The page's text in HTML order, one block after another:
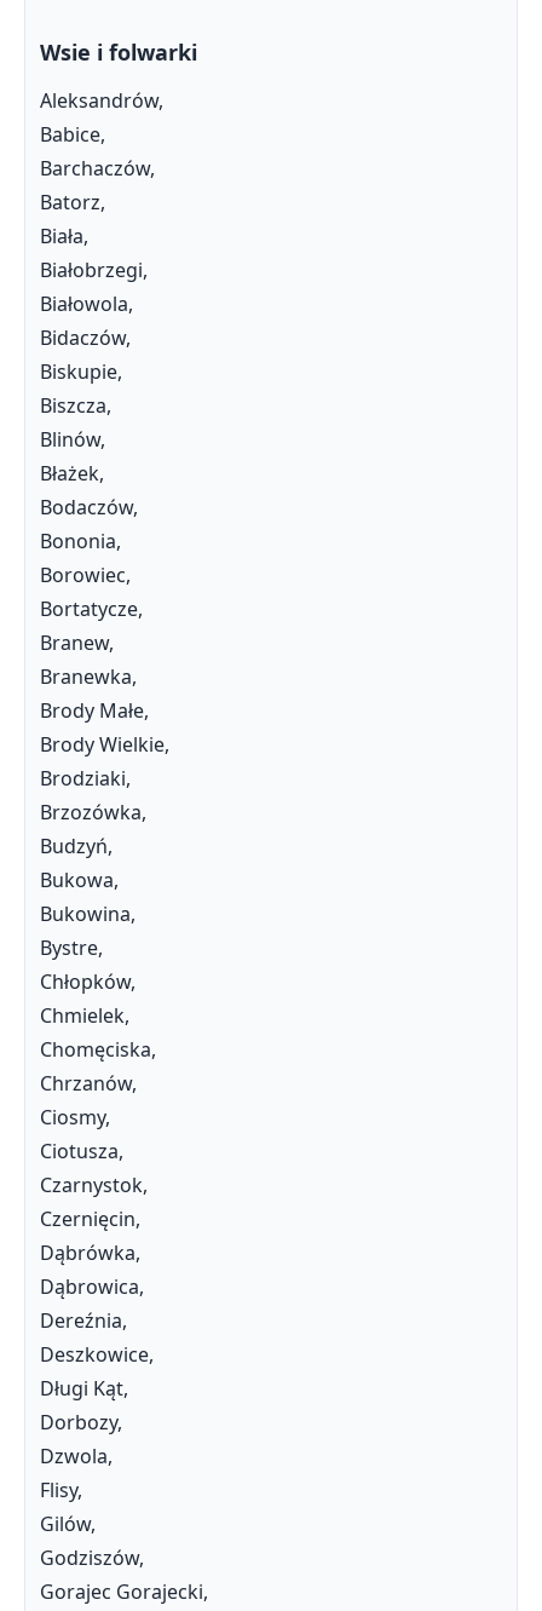
Wsie i folwarki
Aleksandrów,
Babice,
Barchaczów,
Batorz,
Biała,
Białobrzegi,
Białowola,
Bidaczów,
Biskupie,
Biszcza,
Blinów,
Błażek,
Bodaczów,
Bononia,
Borowiec,
Bortatycze,
Branew,
Branewka,
Brody Małe,
Brody Wielkie,
Brodziaki,
Brzozówka,
Budzyń,
Bukowa,
Bukowina,
Bystre,
Chłopków,
Chmielek,
Chomęciska,
Chrzanów,
Ciosmy,
Ciotusza,
Czarnystok,
Czernięcin,
Dąbrówka,
Dąbrowica,
Dereźnia,
Deszkowice,
Długi Kąt,
Dorbozy,
Dzwola,
Flisy,
Gilów,
Godziszów,
Gorajec Gorajecki,